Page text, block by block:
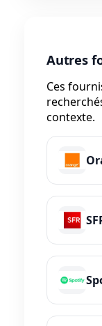
Autres
Ces
contexte.